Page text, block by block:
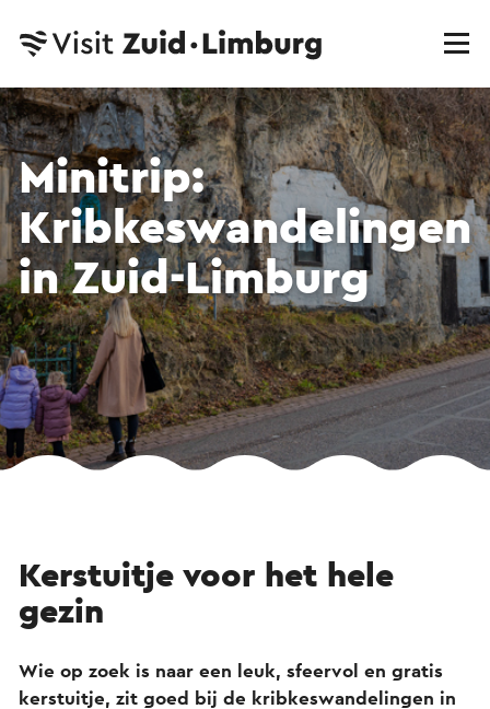
Minitrip:
Kribkeswandelingen
in Zuid-Limburg
Kerstuitje voor het hele
gezin
Wie op zoek is naar een leuk, sfeervol en gratis
kerstuitje, zit goed bij de kribkeswandelingen in